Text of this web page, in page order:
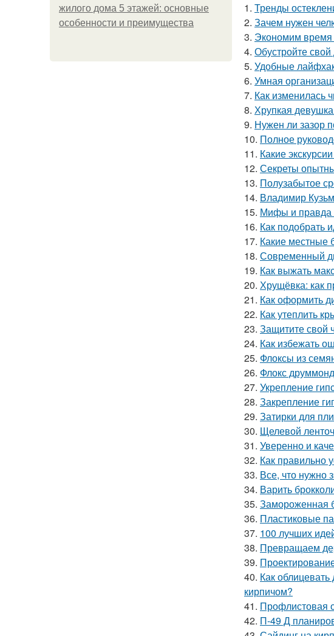
жилого дома 5 этажей: основные
особенности и преимущества
1. Тренды
2. Зачем нужен
3. Экономим время
4. Обустройте
5. Удобные
6. Умная
7. Как изменилась
8. Хрупкая
9. Нужен ли зазор
10. Полное
11. Какие
12. Секреты
13. Полузабытое
14. Владимир
15. Мифы и правда
16. Как подобрать
17. Какие местные
18. Современный
19. Как выжать
20. Хрущёвка: как
21. Как оформить
22. Как утеплить
23. Защитите свой
24. Как избежать
25. Флоксы из
26. Флокс
27. Укрепление
28. Закрепление
29. Затирки для
30. Щелевой
31. Уверенно и
32. Как правильно
33. Все, что нужно
34. Варить
35. Замороженная
36. Пластиковые
37. 100 лучших
38. Превращаем
39.
40. Как
кирпичом?
41. Профлистовая
42. П-49 Д